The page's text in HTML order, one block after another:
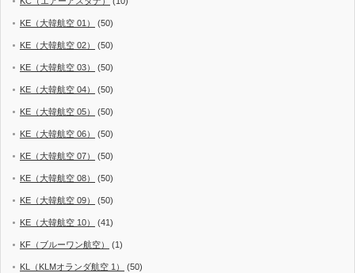
KE（大韓航空 01） (50)
KE（大韓航空 02） (50)
KE（大韓航空 03） (50)
KE（大韓航空 04） (50)
KE（大韓航空 05） (50)
KE（大韓航空 06） (50)
KE（大韓航空 07） (50)
KE（大韓航空 08） (50)
KE（大韓航空 09） (50)
KE（大韓航空 10） (41)
KF（ブルーワン航空） (1)
KL（KLMオランダ航空 1） (50)